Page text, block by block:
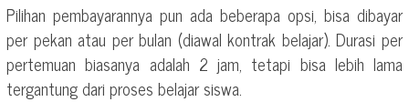
Pilihan pembayarannya pun ada beberapa opsi, bisa dibayar
per pekan atau per bulan (diawal kontrak belajar). Durasi per
pertemuan biasanya adalah 2 jam, tetapi bisa lebih lama
tergantung dari proses belajar siswa.